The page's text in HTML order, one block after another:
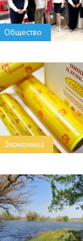
Общество
Экономика